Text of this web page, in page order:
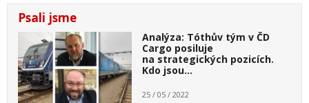
Psali jsme
Analýza: Tóthův tým v ČD
Cargo posiluje
na strategických pozicích.
Kdo jsou…
25 / 05 / 2022